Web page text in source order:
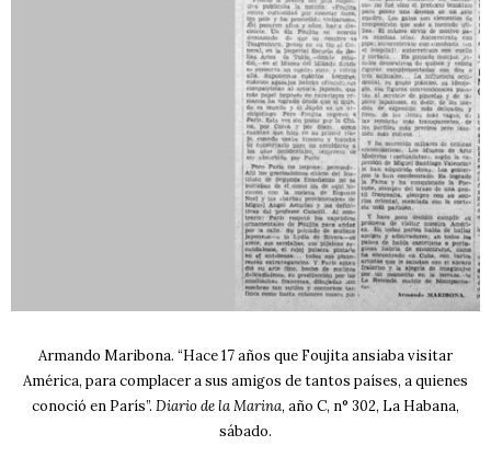
Armando Maribona. “Hace 17 años que Foujita ansiaba visitar
América, para complacer a sus amigos de tantos países, a quienes
conoció en París”. Diario de la Marina, año C, n° 302, La Habana,
sábado.